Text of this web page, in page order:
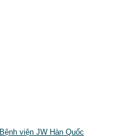
Bệnh viện JW Hàn Quốc